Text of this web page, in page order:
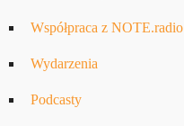
Współpraca z NOTE.radio
Wydarzenia
Podcasty